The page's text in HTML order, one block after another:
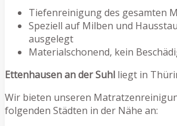
Tiefenreinigung des gesamten
Speziell auf Milben und
ausgelegt
Materialschonend, kein
Ettenhausen an der Suhl liegt in
Wir bieten unseren
folgenden Städten in der Nähe an: